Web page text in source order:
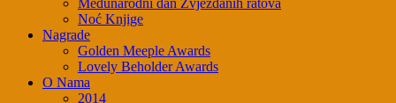
Međunarodni dan Zvjezdanih ratova
Noć Knjige
Nagrade
Golden Meeple Awards
Lovely Beholder Awards
O Nama
2014